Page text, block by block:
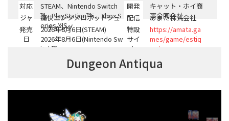
対応
PF
STEAM、Nintendo Switch
™、PlayStation™5、Xbox S
eries X|S
開発
キャット・ホイ商
事合同会社
ジャ
ンル
痛快エンタメロボットシュ
ーティング
配信
あまた株式会社
発売
日
2026年8月6日(STEAM)
2026年8月6日(Nintendo Sw
itch™)
2026年8月6日(PlayStation™
特設
サイ
ト
https://amata.ga
mes/game/estiq
ue/
Dungeon Antiqua